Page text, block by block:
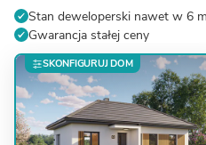
Stan deweloperski nawet w 6
Gwarancja stałej ceny
SKONFIGURUJ DOM